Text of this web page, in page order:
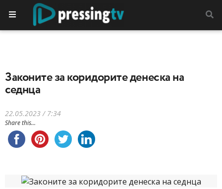
Законите за коридорите денеска на
седнца
22.05.2023 / 7:34
Share this...